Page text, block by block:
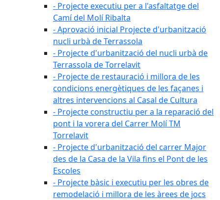
- Projecte executiu per a l'asfaltatge del
Camí del Molí Ribalta
- Aprovació inicial Projecte d'urbanització
nucli urbà de Terrassola
- Projecte d'urbanització del nucli urbà de
Terrassola de Torrelavit
- Projecte de restauració i millora de les
condicions energètiques de les façanes i
altres intervencions al Casal de Cultura
- Projecte constructiu per a la reparació del
pont i la vorera del Carrer Molí TM
Torrelavit
- Projecte d'urbanització del carrer Major
des de la Casa de la Vila fins el Pont de les
Escoles
- Projecte bàsic i executiu per les obres de
remodelació i millora de les àrees de jocs